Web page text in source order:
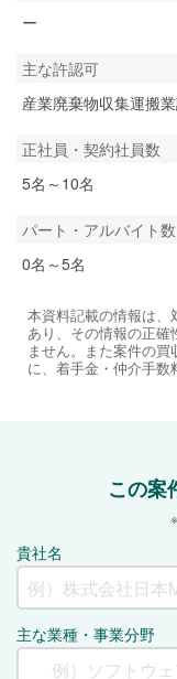
ー
主な許認可
産業廃棄物収集運搬
正社員・契約社員数
5名～10名
パート・アルバイト数
0名～5名
本資料記載の情報は
あり、その情報の正確
ません。また案件の
に、着手金・仲介手数